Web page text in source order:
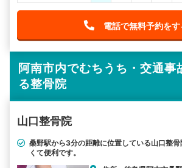
電話で無料予約をす
阿南市内でむちうち・交通事
る整骨院
山口整骨院
桑野駅から3分の距離に位置している山口整
くて便利です。